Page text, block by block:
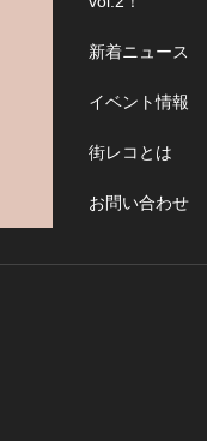
新着ニュース
イベント情報
街レコとは
お問い合わせ